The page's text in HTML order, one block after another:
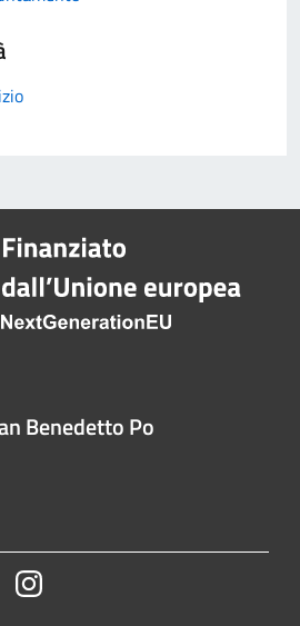
Benedetto Po
Instagram